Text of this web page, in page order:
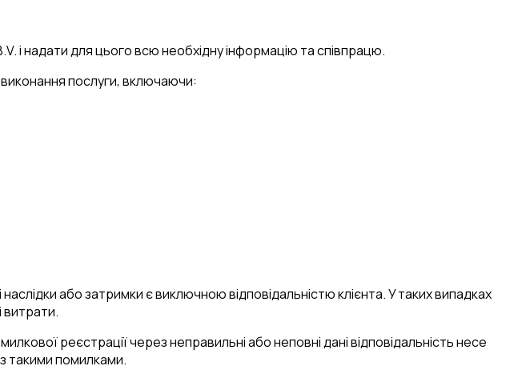
і надати для цього всю необхідну інформацію та співпрацю.
виконання послуги, включаючи:
або затримки є виключною відповідальністю клієнта. У таких випадках
витрати.
реєстрації через неправильні або неповні дані відповідальність несе
з такими помилками.